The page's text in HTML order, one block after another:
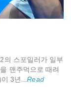
의 스포일러가 일부
맨주먹으로 때려
3년...Read